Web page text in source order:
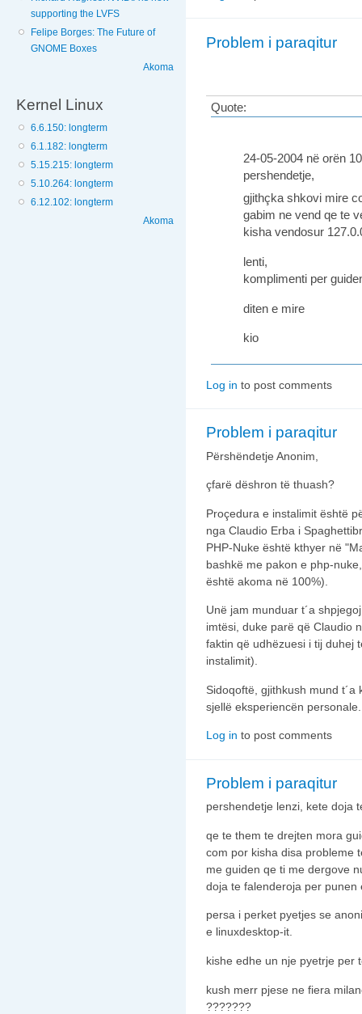
supporting the LVFS
Felipe Borges: The Future of
GNOME Boxes
Akoma
Kernel Linux
6.6.150: longterm
6.1.182: longterm
5.15.215: longterm
5.10.264: longterm
6.12.102: longterm
Akoma
Problem i paraqitur
Quote:
24-05-2004 në orën
pershendetje,
gjithçka shkovi mire
gabim ne vend qe te
kisha vendosur
lenti,
komplimenti per
diten e mire
kio
Log in to post comments
Problem i paraqitur
Përshëndetje Anonim,
çfarë dëshron të thuash?
Proçedura e instalimit është
nga Claudio Erba i
PHP-Nuke është kthyer në
bashkë me pakon e php-
është akoma në 100%).
Unë jam munduar t´a
imtësi, duke parë që Claudio
faktin që udhëzuesi i tij duhej
instalimit).
Sidoqoftë, gjithkush mund
sjellë eksperiencën personale.
Log in to post comments
Problem i paraqitur
pershendetje lenzi, kete doja
qe te them te drejten mora
com por kisha disa probleme
me guiden qe ti me dergove
doja te falenderoja per punen
persa i perket pyetjes se
e linuxdesktop-it.
kishe edhe un nje pyetrje per
kush merr pjese ne fiera
???????